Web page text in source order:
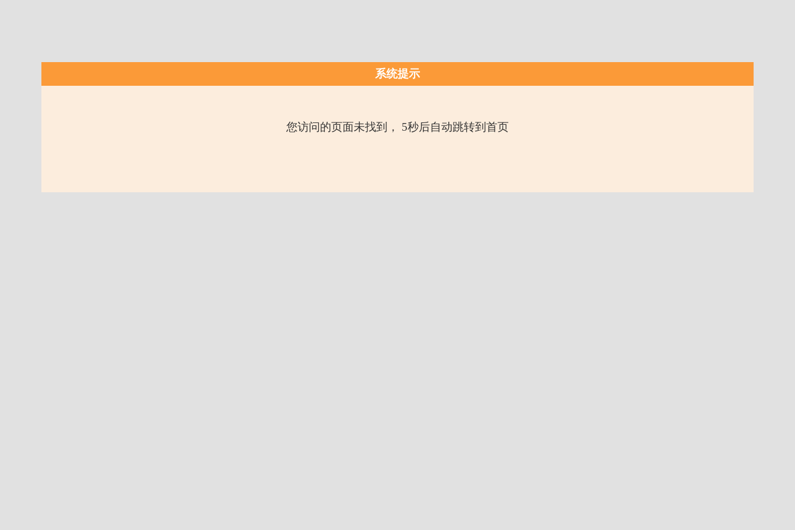
系统提示
您访问的页面未找到， 5秒后自动跳转到首页